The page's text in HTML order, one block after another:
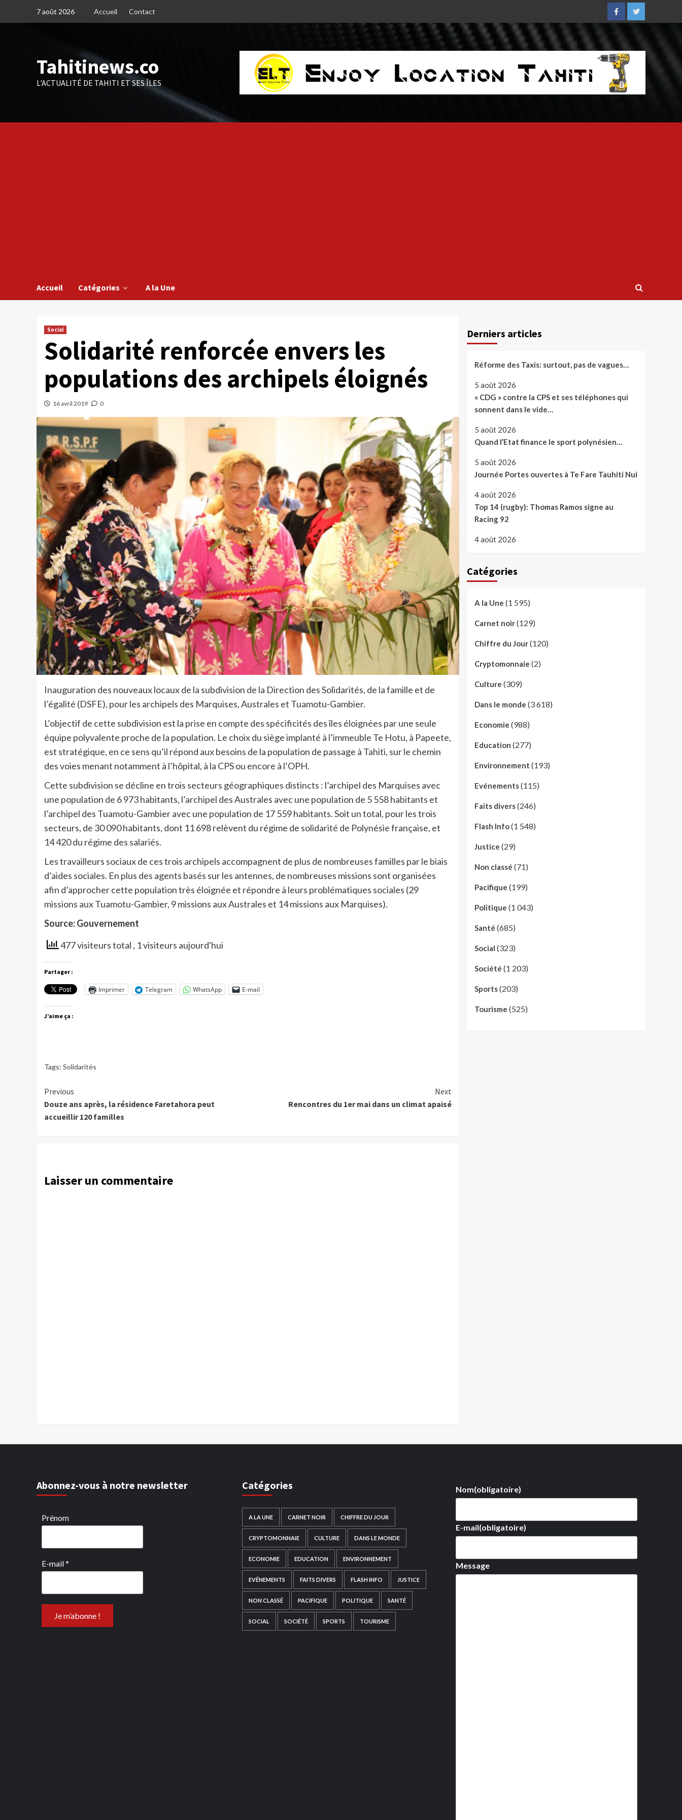
7 août 2026 Accueil Contact
FacebookTwitter
Tahitinews.co
L'ACTUALITÉ DE TAHITI ET SES ÎLES
Accueil Catégories A la Une
Social
Solidarité renforcée envers les
populations des archipels éloignés
16 avril 2019 0
Inauguration des nouveaux locaux de la subdivision de la Direction des Solidarités, de la famille et de
l’égalité (DSFE), pour les archipels des Marquises, Australes et Tuamotu-Gambier.
L’objectif de cette subdivision est la prise en compte des spécificités des îles éloignées par une seule
équipe polyvalente proche de la population. Le choix du siège implanté à l’immeuble Te Hotu, à Papeete,
est stratégique, en ce sens qu’il répond aux besoins de la population de passage à Tahiti, sur le chemin
des voies menant notamment à l’hôpital, à la CPS ou encore à l’OPH.
Cette subdivision se décline en trois secteurs géographiques distincts : l’archipel des Marquises avec
une population de 6 973 habitants, l’archipel des Australes avec une population de 5 558 habitants et
l’archipel des Tuamotu-Gambier avec une population de 17 559 habitants. Soit un total, pour les trois
secteurs, de 30 090 habitants, dont 11 698 relèvent du régime de solidarité de Polynésie française, et
14 420 du régime des salariés.
Les travailleurs sociaux de ces trois archipels accompagnent de plus de nombreuses familles par le biais
d’aides sociales. En plus des agents basés sur les antennes, de nombreuses missions sont organisées
afin d’approcher cette population très éloignée et répondre à leurs problématiques sociales (29
missions aux Tuamotu-Gambier, 9 missions aux Australes et 14 missions aux Marquises).
Source: Gouvernement
477 visiteurs total , 1 visiteurs aujourd'hui
Partager :
Imprimer Telegram WhatsApp E-mail
J’aime ça :
Tags: Solidarités
Continue
Reading
Previous
Douze ans après, la résidence Faretahora peut
accueillir 120 familles
Next
Rencontres du 1er mai dans un climat apaisé
Laisser un commentaire
Derniers articles
Réforme des Taxis: surtout, pas de vagues…
5 août 2026
« CDG » contre la CPS et ses téléphones qui
sonnent dans le vide…
5 août 2026
Quand l’Etat finance le sport polynésien…
5 août 2026
Journée Portes ouvertes à Te Fare Tauhiti Nui
4 août 2026
Top 14 (rugby): Thomas Ramos signe au
Racing 92
4 août 2026
Catégories
A la Une (1 595)
Carnet noir(129)
Chiffre du Jour(120)
Cryptomonnaie (2)
Culture (309)
Dans le monde (3 618)
Economie (988)
Education (277)
Environnement (193)
Evénements(115)
Faits divers(246)
Flash Info(1 548)
Justice (29)
Non classé (71)
Pacifique (199)
Politique (1 043)
Santé (685)
Social (323)
Société (1 203)
Sports(203)
Tourisme (525)
Abonnez-vous à notre newsletter
Prénom
E-mail*
Catégories
A LA UNE CARNET NOIR CHIFFRE DU JOUR
CRYPTOMONNAIE CULTURE DANS LE MONDE
ECONOMIE EDUCATION ENVIRONNEMENT
EVÉNEMENTS FAITS DIVERS FLASH INFO JUSTICE
NON CLASSÉ PACIFIQUE POLITIQUE SANTÉ
SOCIAL SOCIÉTÉ SPORTS TOURISME
Nom(obligatoire)
E-mail(obligatoire)
Message